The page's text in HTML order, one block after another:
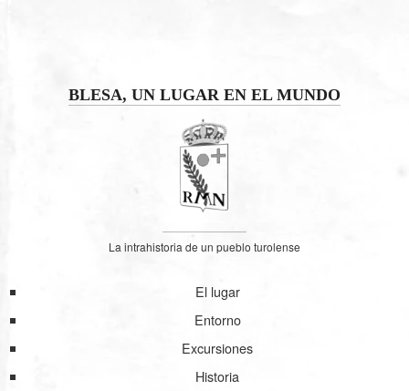
BLESA, UN LUGAR EN EL MUNDO
La intrahistoria de un pueblo turolense
El lugar
Entorno
Excursiones
Historia